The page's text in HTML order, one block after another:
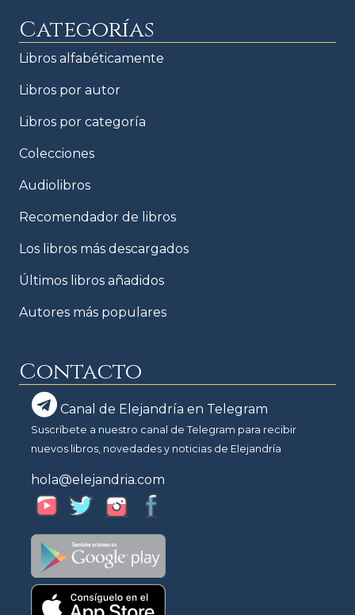
Categorías
Libros alfabéticamente
Libros por autor
Libros por categoría
Colecciones
Audiolibros
Recomendador de libros
Los libros más descargados
Últimos libros añadidos
Autores más populares
Contacto
Canal de Elejandría en Telegram
Suscríbete a nuestro canal de Telegram para recibir
nuevos libros, novedades y noticias de Elejandría
hola@elejandria.com